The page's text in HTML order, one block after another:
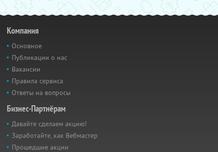
Компания
Основное
Публикации о нас
Вакансии
Правила сервиса
Ответы на вопросы
Бизнес-Партнёрам
Давайте сделаем акцию!
Заработайте, как Вебмастер
Прошедшие акции